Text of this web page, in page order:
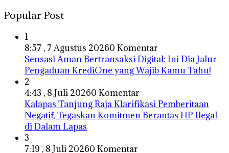
Popular Post
1
8:57 , 7 Agustus 20260 Komentar
Sensasi Aman Bertransaksi Digital: Ini Dia Jalur
Pengaduan KrediOne yang Wajib Kamu Tahu!
2
4:43 , 8 Juli 20260 Komentar
Kalapas Tanjung Raja Klarifikasi Pemberitaan
Negatif, Tegaskan Komitmen Berantas HP Ilegal
di Dalam Lapas
3
7:19 , 8 Juli 20260 Komentar